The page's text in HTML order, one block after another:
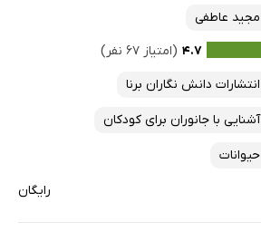
مجید عاطفی
۴.۷ (امتیاز ۶۷ نفر)
انتشارات دانش نگاران برنا
آشنایی با جانوران برای کودکان
حیوانات
رایگان